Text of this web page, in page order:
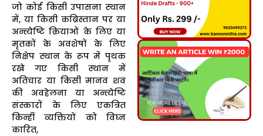
जो कोई किसी उपासना स्थान
में, या किसी कब्रिस्तान पर या
अन्त्येष्टि क्रियाओं के लिए या
मृतकों के अवशेषों के लिए
निक्षेप स्थान के रूप में पृथक
रखे गए किसी स्थान में
अतिचार या किसी मानव शव
की अवहेलना या अन्त्येष्टि
संस्कारों के लिए एकत्रित
किन्हीं व्यक्तियों को विघ्न
कारित,